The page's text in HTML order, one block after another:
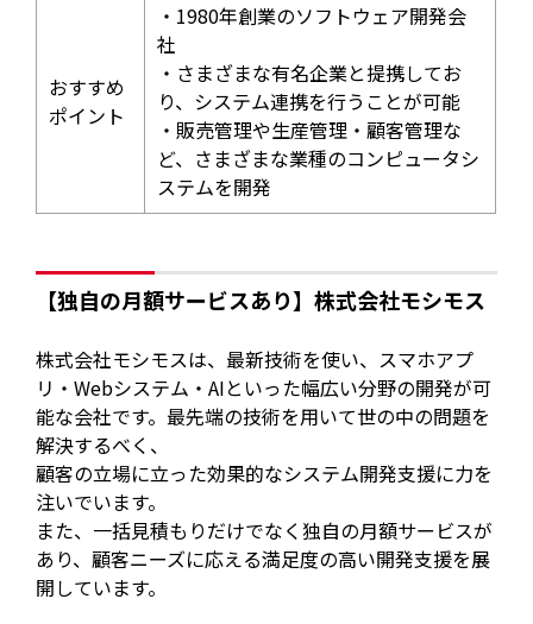
おすすめ
ポイント
・1980年創業のソフトウェア開発会
社
・さまざまな有名企業と提携してお
り、システム連携を行うことが可能
・販売管理や生産管理・顧客管理な
ど、さまざまな業種のコンピュータシ
ステムを開発
【独自の月額サービスあり】株式会社モシモス
株式会社モシモスは、最新技術を使い、スマホアプ
リ・Webシステム・AIといった幅広い分野の開発が可
能な会社です。最先端の技術を用いて世の中の問題を
解決するべく、
顧客の立場に立った効果的なシステム開発支援に力を
注いでいます。
また、一括見積もりだけでなく独自の月額サービスが
あり、顧客ニーズに応える満足度の高い開発支援を展
開しています。